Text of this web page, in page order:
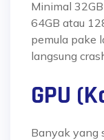
Minimal
64GB atau
pemula pake
langsung
GPU
Banyak yang